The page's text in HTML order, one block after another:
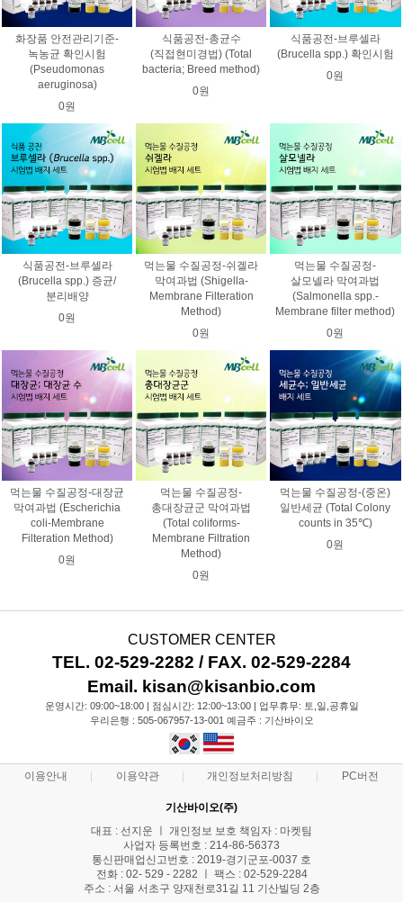
화장품 안전관리기준-
녹농균 확인시험
(Pseudomonas
aeruginosa)
0원
식품공전-총균수
(직접현미경법) (Total
bacteria; Breed method)
0원
식품공전-브루셀라
(Brucella spp.) 확인시험
0원
식품공전-브루셀라
(Brucella spp.) 증균/
분리배양
0원
먹는물 수질공정-쉬겔라
막여과법 (Shigella-
Membrane Filteration
Method)
0원
먹는물 수질공정-
살모넬라 막여과법
(Salmonella spp.-
Membrane filter method)
0원
먹는물 수질공정-대장균
막여과법 (Escherichia
coli-Membrane
Filteration Method)
0원
먹는물 수질공정-
총대장균군 막여과법
(Total coliforms-
Membrane Filtration
Method)
0원
먹는물 수질공정-(중온)
일반세균 (Total Colony
counts in 35℃)
0원
CUSTOMER CENTER
TEL. 02-529-2282 / FAX. 02-529-2284
Email. kisan@kisanbio.com
운영시간: 09:00~18:00 | 점심시간: 12:00~13:00 | 업무휴무: 토,일,공휴일
우리은행 : 505-067957-13-001 예금주 : 기산바이오
이용안내 이용약관 개인정보처리방침 PC버전
기산바이오(주)
대표 : 선지운 ㅣ 개인정보 보호 책임자 : 마켓팀
사업자 등록번호 : 214-86-56373
통신판매업신고번호 : 2019-경기군포-0037 호
전화 : 02- 529 - 2282 ㅣ 팩스 : 02-529-2284
주소 : 서울 서초구 양재천로31길 11 기산빌딩 2층